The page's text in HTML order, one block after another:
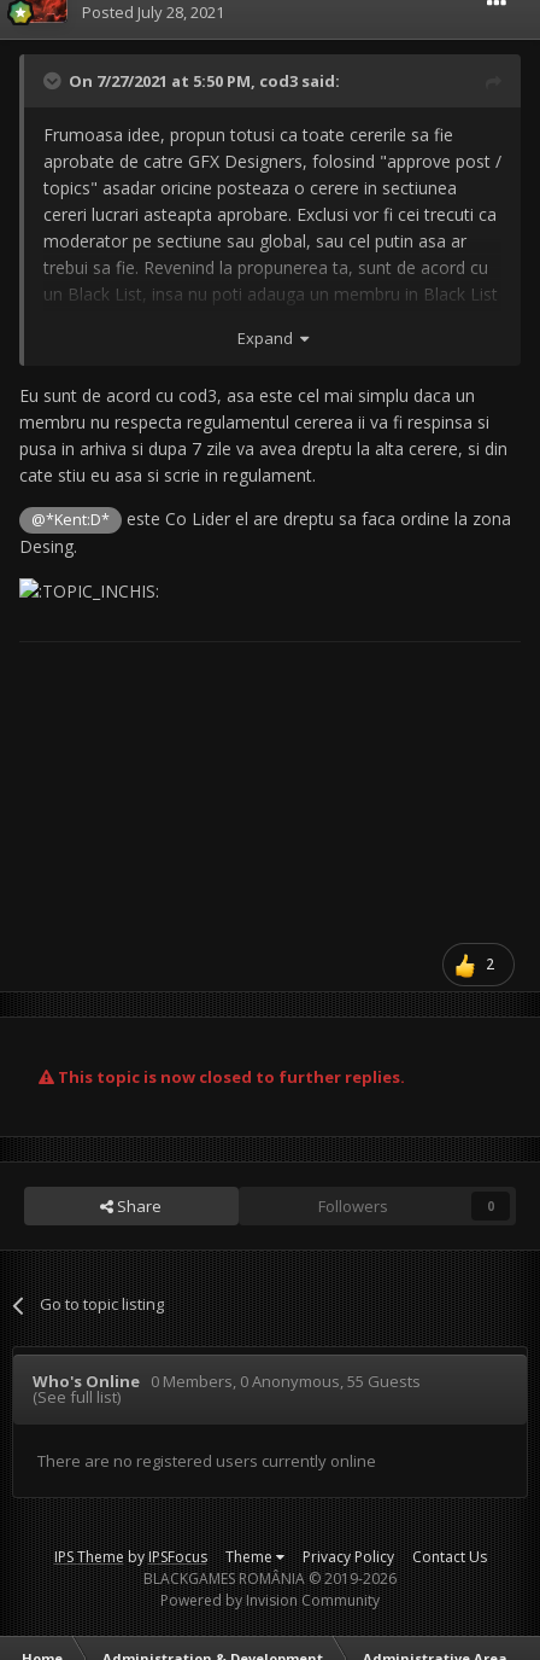
Posted July 28, 2021
On 7/27/2021 at 5:50 PM, cod3 said:
Frumoasa idee, propun totusi ca toate cererile sa fie
aprobate de catre GFX Designers, folosind "approve post /
topics" asadar oricine posteaza o cerere in sectiunea
cereri lucrari asteapta aprobare. Exclusi vor fi cei trecuti ca
moderator pe sectiune sau global, sau cel putin asa ar
trebui sa fie. Revenind la propunerea ta, sunt de acord cu
un Black List, insa nu poti adauga un membru in Black List
avertisment in reply si daca nu modifica in 24 de ore topic
Expand
Eu sunt de acord cu cod3, asa este cel mai simplu daca un
membru nu respecta regulamentul cererea ii va fi respinsa si
pusa in arhiva si dupa 7 zile va avea dreptu la alta cerere, si din
cate stiu eu asa si scrie in regulament.
@*Kent:D*
este Co Lider el are dreptu sa faca ordine la zona
Desing.
2
This topic is now closed to further replies.
Share Followers 0
Go to topic listing
Who's Online 0 Members, 0 Anonymous, 55 Guests
(See full list)
There are no registered users currently online
IPS ThemebyIPSFocus Theme Privacy Policy
Contact Us
BLACKGAMES ROMÂNIA © 2019-2026
Powered by Invision Community